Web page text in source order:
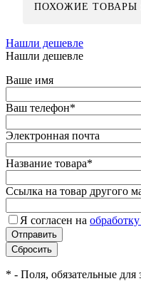
ПОХОЖИЕ ТОВАРЫ
Нашли дешевле
Нашли дешевле
Ваше имя
Ваш телефон*
Электронная почта
Название товара*
Ссылка на товар другого
Я согласен на
* - Поля, обязательные для